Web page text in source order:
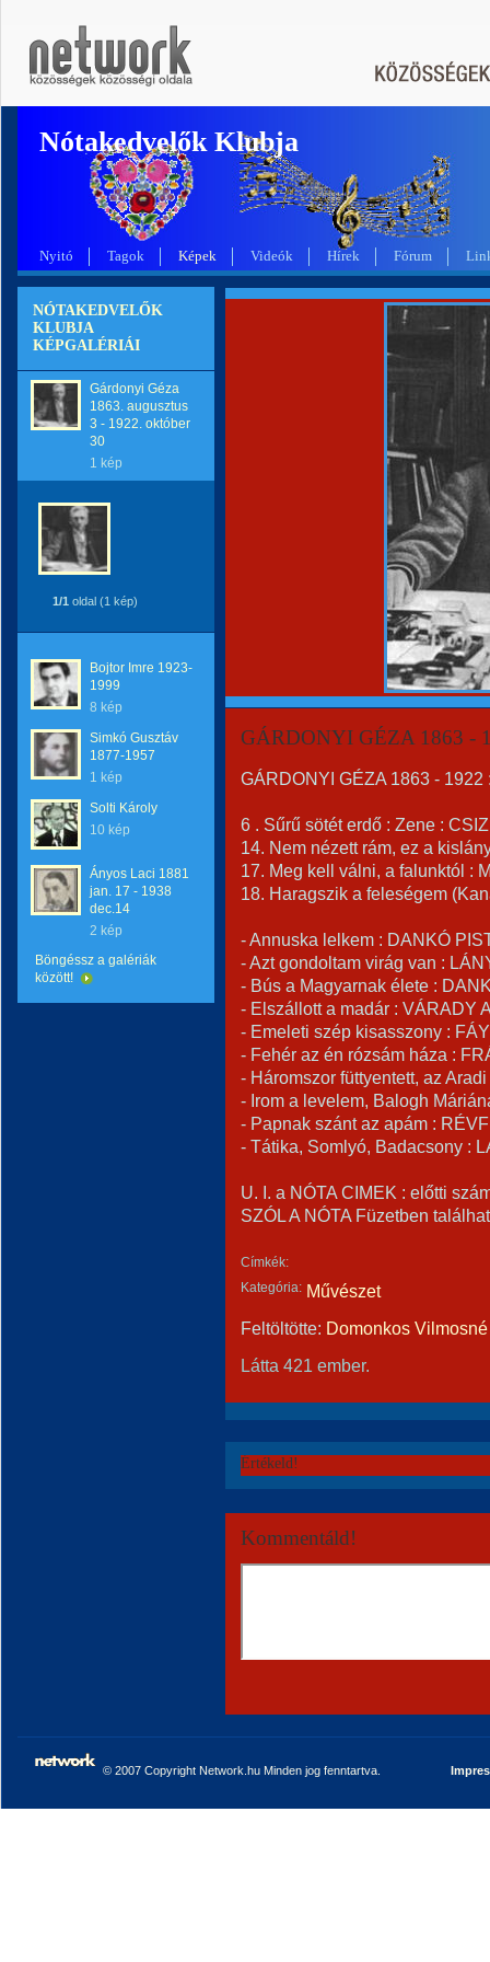
Nótakedvelők Klubja
Nyitó Tagok Képek Videók Hírek Fórum
NÓTAKEDVELŐK
KLUBJA
KÉPGALÉRIÁI
Gárdonyi Géza
1863. augusztus
3 - 1922. október
30
1 kép
1/1 oldal (1 kép)
Bojtor Imre 1923-
1999
8 kép
Simkó Gusztáv
1877-1957
1 kép
Solti Károly
10 kép
Ányos Laci 1881
jan. 17 - 1938
dec.14
2 kép
Böngéssz a galériák
között!
GÁRDONYI GÉZA 1863 -
GÁRDONYI GÉZA 1863 -
6 . Sűrű sötét erdő : Zene :
14. Nem nézett rám, ez a
17. Meg kell válni, a falunktól :
18. Haragszik a feleségem
- Annuska lelkem : DANKÓ
- Azt gondoltam virág van :
- Bús a Magyarnak élete :
- Elszállott a madár : VÁRADY
- Emeleti szép kisasszony :
- Fehér az én rózsám háza :
- Háromszor füttyentett, az
- Irom a levelem, Balogh
- Papnak szánt az apám :
- Tátika, Somlyó, Badacsony :
U. I. a NÓTA CIMEK : előtti
SZÓL A NÓTA Füzetben
Címkék:
Kategória: Művészet
Feltöltötte: Domonkos
Látta 421 ember.
Értékeld!
Kommentáld!
© 2007 Copyright Network.hu Minden jog fenntartva.